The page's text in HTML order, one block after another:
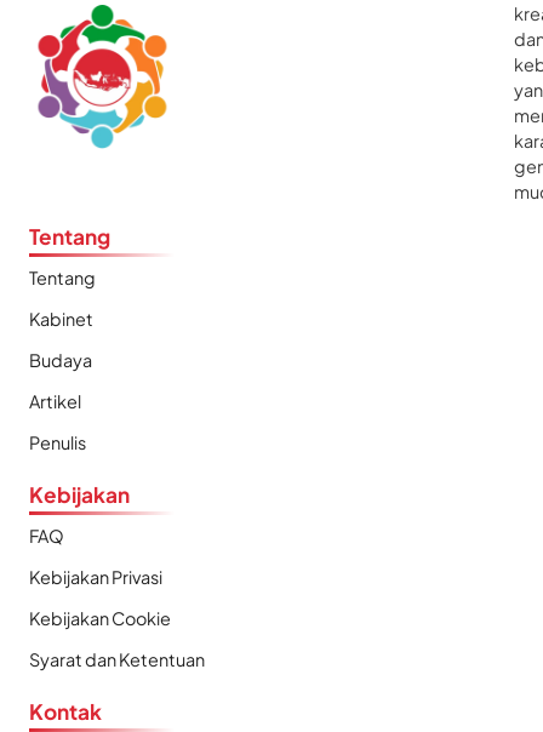
Tentang
Tentang
Kabinet
Budaya
Artikel
Penulis
Kebijakan
FAQ
Kebijakan Privasi
Kebijakan Cookie
Syarat dan Ketentuan
Kontak